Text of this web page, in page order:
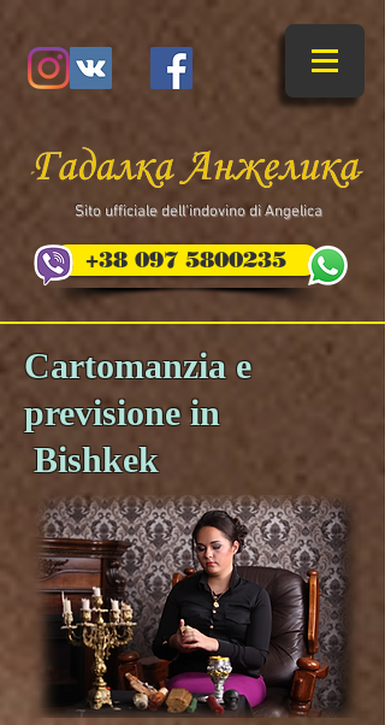
+38 097 5800235
​Sito ufficiale dell'indovino di Angelica
Cartomanzia e
previsione in
Bishkek